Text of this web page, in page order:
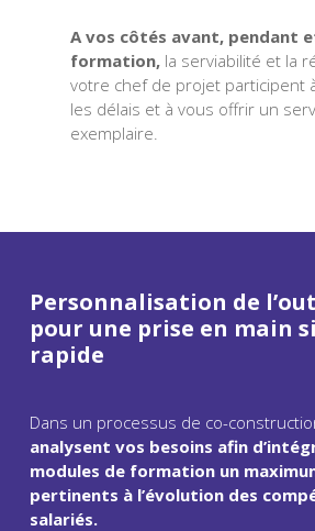
A vos côtés avant, pendant
formation,la serviabilité et la
votre chef de projet participent
les délais et à vous offrir un
exemplaire.
Personnalisation de
pour une prise en main
rapide
Dans un processus de co-
analysent vos besoins afin
modules de formation un
pertinents à l’évolution des
salariés.